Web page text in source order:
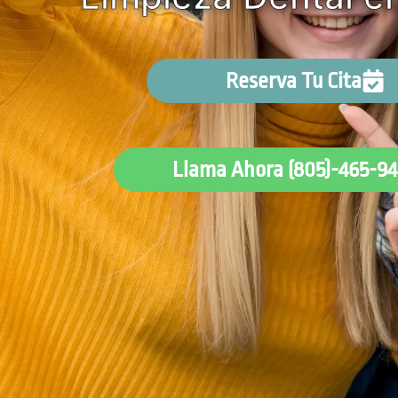
Reserva Tu Cita
Llama Ahora (805)-465-